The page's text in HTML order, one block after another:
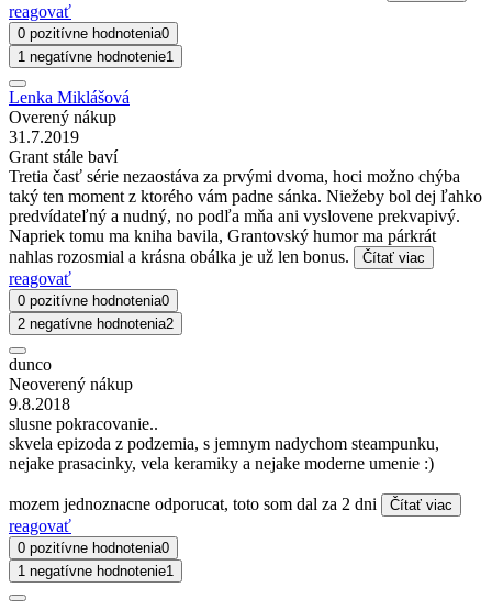
reagovať
0 pozitívne hodnotenia0
1 negatívne hodnotenie1
Lenka Miklášová
Overený nákup
31.7.2019
Grant stále baví
Tretia časť série nezaostáva za prvými dvoma, hoci možno chýba
taký ten moment z ktorého vám padne sánka. Niežeby bol dej ľahko
predvídateľný a nudný, no podľa mňa ani vyslovene prekvapivý.
Napriek tomu ma kniha bavila, Grantovský humor ma párkrát
nahlas rozosmial a krásna obálka je už len bonus.
Čítať viac
reagovať
0 pozitívne hodnotenia0
2 negatívne hodnotenia2
dunco
Neoverený nákup
9.8.2018
slusne pokracovanie..
skvela epizoda z podzemia, s jemnym nadychom steampunku,
nejake prasacinky, vela keramiky a nejake moderne umenie :)
mozem jednoznacne odporucat, toto som dal za 2 dni Čítať viac
reagovať
0 pozitívne hodnotenia0
1 negatívne hodnotenie1